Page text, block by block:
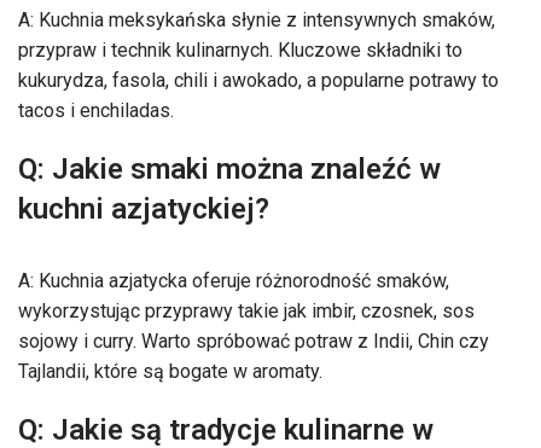
A: Kuchnia meksykańska słynie z intensywnych smaków,
przypraw i technik kulinarnych. Kluczowe składniki to
kukurydza, fasola, chili i awokado, a popularne potrawy to
tacos i enchiladas.
Q: Jakie smaki można znaleźć w
kuchni azjatyckiej?
A: Kuchnia azjatycka oferuje różnorodność smaków,
wykorzystując przyprawy takie jak imbir, czosnek, sos
sojowy i curry. Warto spróbować potraw z Indii, Chin czy
Tajlandii, które są bogate w aromaty.
Q: Jakie są tradycje kulinarne w